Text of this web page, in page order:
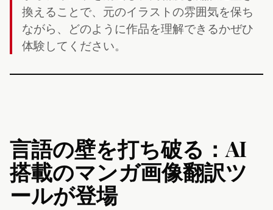
換えることで、元のイラストの雰囲気を保ち
ながら、どのように作品を理解できるかぜひ
体験してください。
言語の壁を打ち破る：AI
搭載のマンガ画像翻訳ツ
ールが登場